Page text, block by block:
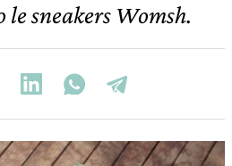
sneakers Womsh.